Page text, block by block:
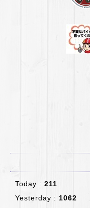
Today : 211
Yesterday : 1062